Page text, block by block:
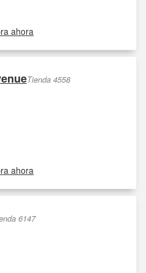
ahora
Tienda 4558
ahora
6147